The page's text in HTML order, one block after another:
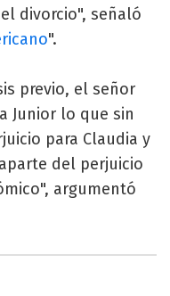
divorcio", señaló
".
previo, el señor
Junior lo que sin
para Claudia y
del perjuicio
argumentó